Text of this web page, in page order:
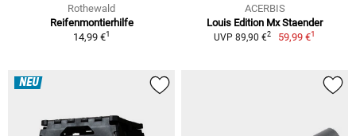
Rothewald
Reifenmontierhilfe
14,99 €1
ACERBIS
Louis Edition Mx Staender
UVP 89,90 €2 59,99 €1
NEU